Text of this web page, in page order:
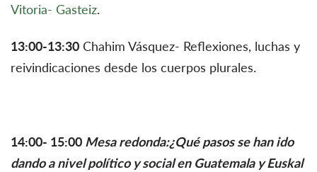
Vitoria- Gasteiz.
13:00-13:30 Chahim Vásquez- Reflexiones, luchas y
reivindicaciones desde los cuerpos plurales.
14:00- 15:00 Mesa redonda:¿Qué pasos se han ido
dando a nivel político y social en Guatemala y Euskal